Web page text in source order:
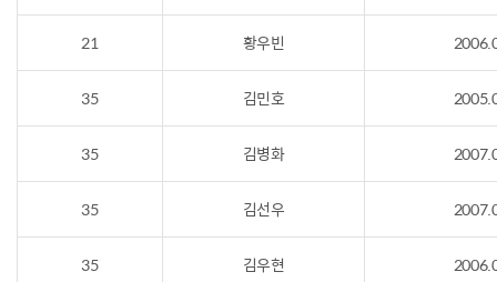
21 황우빈
35 김민호
35 김병화
35 김선우
35 김우현